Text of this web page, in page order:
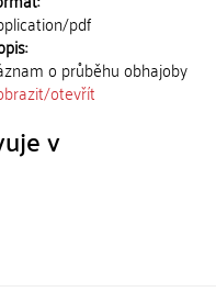
pdf
o průběhu obhajoby
otevřít
v